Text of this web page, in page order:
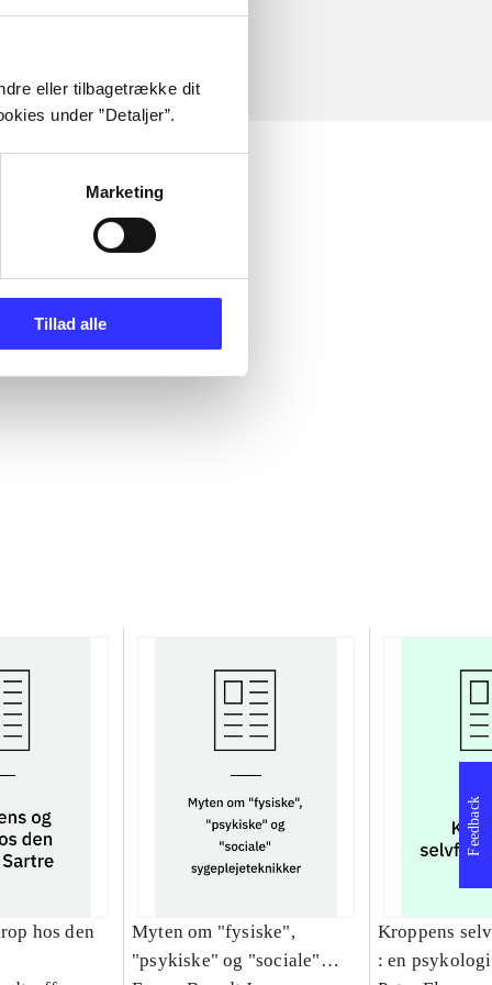
eller tilbagetrække dit
under ”Detaljer”.
Marketing
Tillad alle
hos den
Myten om "fysiske",
"psykiske" og "sociale"
Kroppens
: en
Feedback